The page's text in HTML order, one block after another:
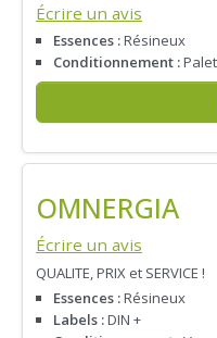
Écrire un avis
Essences :Résineux
Conditionnement :
OMNERGIA
Écrire un avis
QUALITE, PRIX et SERVICE !
Essences :Résineux
Labels :DIN +